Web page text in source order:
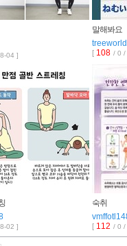
04 ]
말해봐요
treeworld
[ 108 / 0 /
02 ]
숙취
[ 112 / 0 /